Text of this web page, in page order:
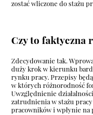
zostać wliczone do stażu
Czy to faktyczna
Zdecydowanie tak.
duży krok w kierunku
rynku pracy. Przepisy
w których różnorodność
Uwzględnienie
zatrudnienia w stażu
pracowników i wpłynie na